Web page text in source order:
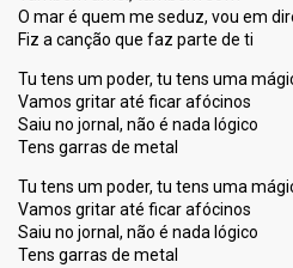
O mar é quem me seduz, vou em
Fiz a canção que faz parte de ti
Tu tens um poder, tu tens uma
Vamos gritar até ficar afócinos
Saiu no jornal, não é nada lógico
Tens garras de metal
Tu tens um poder, tu tens uma
Vamos gritar até ficar afócinos
Saiu no jornal, não é nada lógico
Tens garras de metal